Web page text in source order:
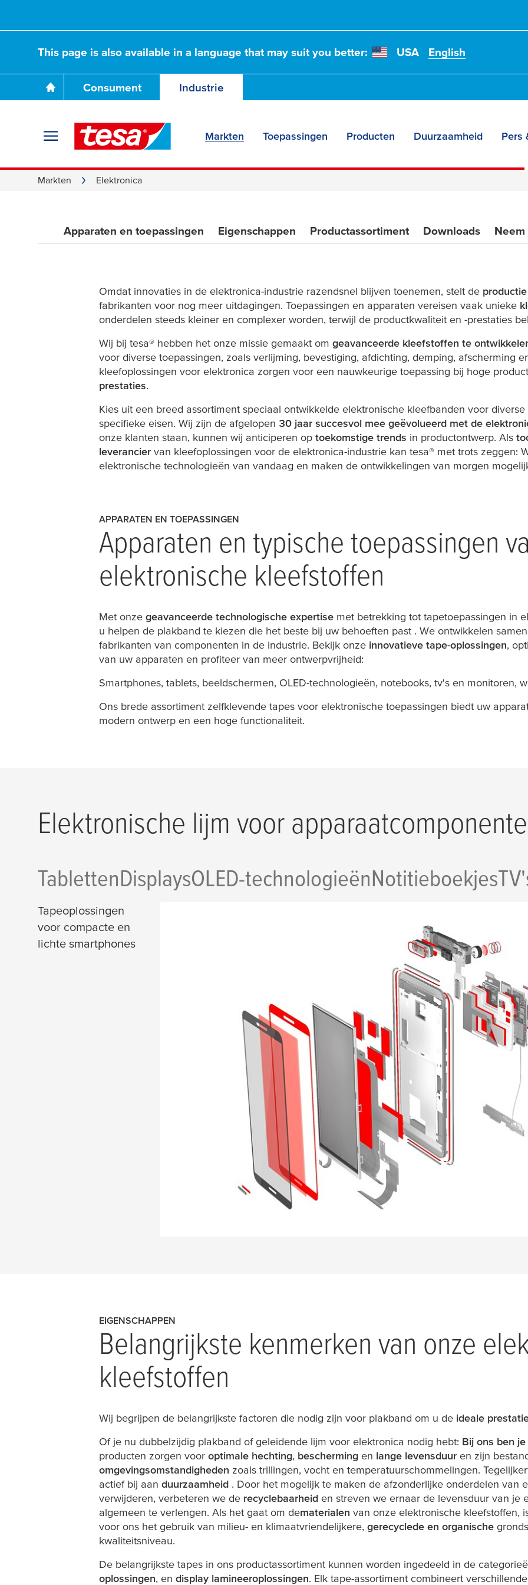
This page is also available in a language that may suit you better: USA English
Consument Industrie
Markten Toepassingen Producten Duurzaamheid Pers
Markten Elektronica
Elektronische lijmoplossingen:
De toekomst van
consumentenelektronica
Apparaten en toepassingen Eigenschappen Productassortiment Downloads Neem
Omdat innovaties in de elektronica-industrie razendsnel blijven toenemen, stelt de
fabrikanten voor nog meer uitdagingen. Toepassingen en apparaten vereisen vaak unieke
onderdelen steeds kleiner en complexer worden, terwijl de productkwaliteit en -prestaties
Wij bij tesa® hebben het onze missie gemaakt om geavanceerde kleefstoffen te
voor diverse toepassingen, zoals verlijming, bevestiging, afdichting, demping, afscherming
kleefoplossingen voor elektronica zorgen voor een nauwkeurige toepassing bij hoge
prestaties.
Kies uit een breed assortiment speciaal ontwikkelde elektronische kleefbanden voor
specifieke eisen. Wij zijn de afgelopen 30 jaar succesvol mee geëvolueerd met de
onze klanten staan, kunnen wij anticiperen op toekomstige trends in productontwerp. Als
leverancier van kleefoplossingen voor de elektronica-industrie kan tesa® met trots zeggen:
elektronische technologieën van vandaag en maken de ontwikkelingen van morgen
APPARATEN EN TOEPASSINGEN
Apparaten en typische toepassingen
elektronische kleefstoffen
Met onze geavanceerde technologische expertise met betrekking tot tapetoepassingen in
u helpen de plakband te kiezen die het beste bij uw behoeften past . We ontwikkelen
fabrikanten van componenten in de industrie. Bekijk onze innovatieve tape-oplossingen,
van uw apparaten en profiteer van meer ontwerpvrijheid:
Smartphones, tablets, beeldschermen, OLED-technologieën, notebooks, tv's en monitoren,
Ons brede assortiment zelfklevende tapes voor elektronische toepassingen biedt uw
modern ontwerp en een hoge functionaliteit.
Elektronische lijm voor
TablettenDisplaysOLED-technologieënNotitieboekjes
Tapeoplossingen
voor compacte en
lichte smartphones
EIGENSCHAPPEN
Belangrijkste kenmerken van onze
kleefstoffen
Wij begrijpen de belangrijkste factoren die nodig zijn voor plakband om u de ideale
Of je nu dubbelzijdig plakband of geleidende lijm voor elektronica nodig hebt: Bij ons ben
producten zorgen voor optimale hechting, bescherming en lange levensduur en zijn
omgevingsomstandigheden zoals trillingen, vocht en temperatuurschommelingen.
actief bij aan duurzaamheid . Door het mogelijk te maken de afzonderlijke onderdelen van
verwijderen, verbeteren we de recyclebaarheid en streven we ernaar de levensduur van je
algemeen te verlengen. Als het gaat om dematerialen van onze elektronische kleefstoffen,
voor ons het gebruik van milieu- en klimaatvriendelijkere, gerecyclede en organische
kwaliteitsniveau.
De belangrijkste tapes in ons productassortiment kunnen worden ingedeeld in de
oplossingen, en display lamineeroplossingen. Elk tape-assortiment combineert